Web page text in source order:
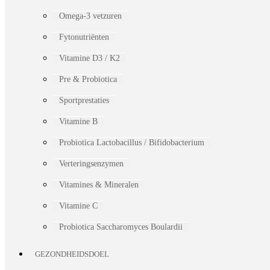
Omega-3 vetzuren
Fytonutriënten
Vitamine D3 / K2
Pre & Probiotica
Sportprestaties
Vitamine B
Probiotica Lactobacillus / Bifidobacterium
Verteringsenzymen
Vitamines & Mineralen
Vitamine C
Probiotica Saccharomyces Boulardii
GEZONDHEIDSDOEL